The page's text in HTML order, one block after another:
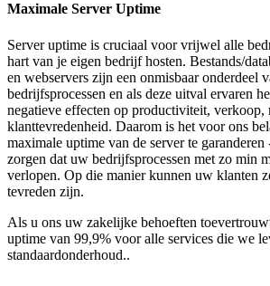
Maximale Server Uptime
Server uptime is cruciaal voor vrijwel alle
hart van je eigen bedrijf hosten. Bestands/
en webservers zijn een onmisbaar onderdeel
bedrijfsprocessen en als deze uitval ervaren
negatieve effecten op productiviteit, verkoop,
klanttevredenheid. Daarom is het voor ons
maximale uptime van de server te
zorgen dat uw bedrijfsprocessen met zo min
verlopen. Op die manier kunnen uw klanten
tevreden zijn.
Als u ons uw zakelijke behoeften
uptime van 99,9% voor alle services die we
standaardonderhoud..